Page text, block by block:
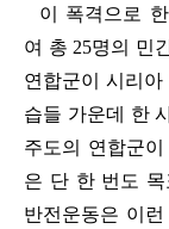
이 폭격으로
여 총 25명의 민
연합군이 시리
습들 가운데 한
주도의 연합군
은 단 한 번도
반전운동은 이